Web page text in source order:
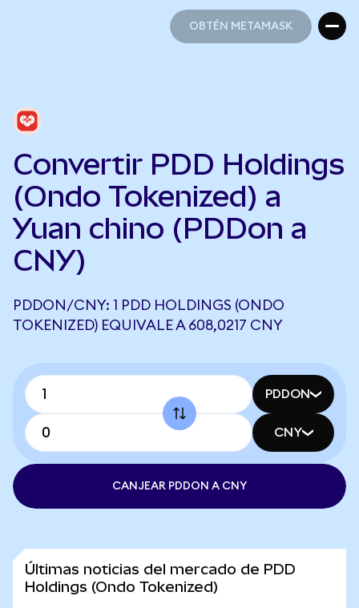
OBTÉN METAMASK
Convertir PDD Holdings
(Ondo Tokenized) a
Yuan chino (PDDon a
CNY)
PDDON/CNY: 1 PDD HOLDINGS (ONDO
TOKENIZED) EQUIVALE A 608,0217 CNY
PDDON
CNY
CANJEAR PDDON A CNY
Últimas noticias del mercado de PDD
Holdings (Ondo Tokenized)